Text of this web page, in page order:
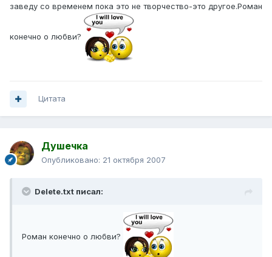
заведу со временем пока это не творчество-это другое.Роман
конечно о любви?
Цитата
Душечка
Опубликовано: 21 октября 2007
Delete.txt писал:
Роман конечно о любви?